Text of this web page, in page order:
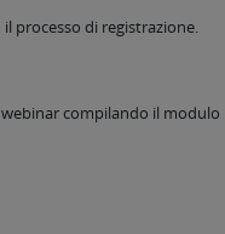
processo di registrazione.
compilando il modulo